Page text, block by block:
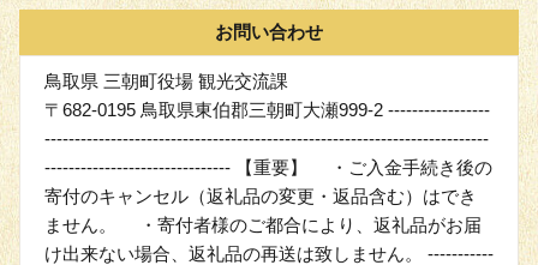
お問い合わせ
鳥取県 三朝町役場 観光交流課
〒682-0195 鳥取県東伯郡三朝町大瀬999-2 -----------------
--------------------------------------------------------------------------
------------------------------- 【重要】 ・ご入金手続き後の
寄付のキャンセル（返礼品の変更・返品含む）はでき
ません。 ・寄付者様のご都合により、返礼品がお届
け出来ない場合、返礼品の再送は致しません。 -----------